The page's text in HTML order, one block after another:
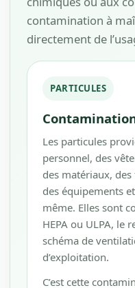
contamination à
directement de
PARTICULES
Les particules
personnel, des
des matériaux,
des équipements
même. Elles sont
HEPA ou ULPA, le
schéma de
d’exploitation.
C’est cette